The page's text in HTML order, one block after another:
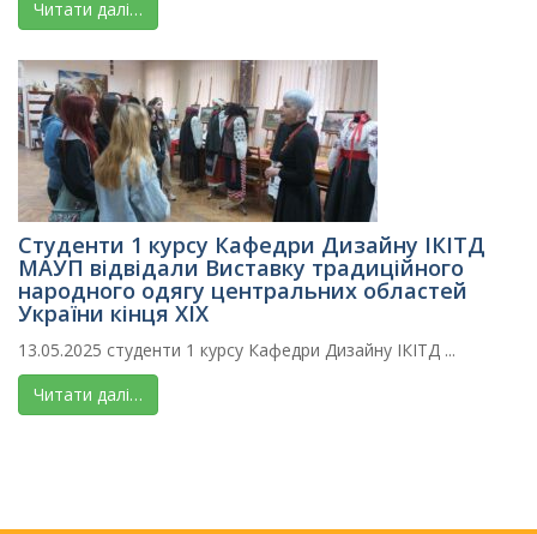
Читати далі…
Студенти 1 курсу Кафедри Дизайну ІКІТД
МАУП відвідали Виставку традиційного
народного одягу центральних областей
України кінця ХІХ
13.05.2025 студенти 1 курсу Кафедри Дизайну ІКІТД ...
Читати далі…